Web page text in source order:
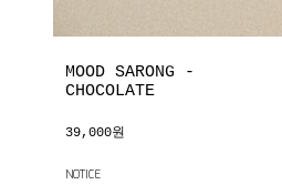
MOOD SARONG -
CHOCOLATE
39,000원
NOTICE